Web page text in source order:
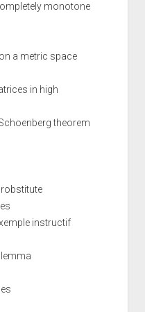
monotone
a metric space
in high
theorem
instructif